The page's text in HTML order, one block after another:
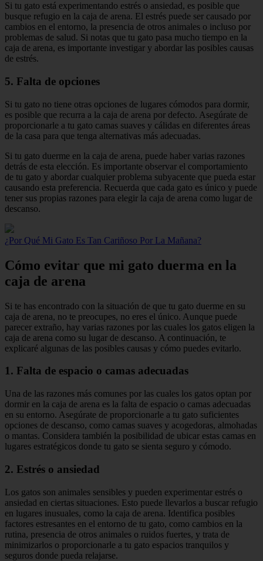
Si tu gato está experimentando estrés o ansiedad, es posible que
busque refugio en la caja de arena. El estrés puede ser causado por
cambios en el entorno, la presencia de otros animales o incluso por
problemas de salud. Si notas que tu gato pasa mucho tiempo en la
caja de arena, es importante investigar y abordar las posibles causas
de estrés.
5. Falta de opciones
Si tu gato no tiene otras opciones de lugares cómodos para dormir,
es posible que recurra a la caja de arena por defecto. Asegúrate de
proporcionarle a tu gato camas suaves y cálidas en diferentes áreas
de la casa para que tenga alternativas más adecuadas.
Si tu gato duerme en la caja de arena, puede haber varias razones
detrás de esta elección. Es importante observar el comportamiento
de tu gato y abordar cualquier problema subyacente que pueda estar
causando esta preferencia. Recuerda que cada gato es único y puede
tener sus propias razones para elegir la caja de arena como lugar de
descanso.
¿Por Qué Mi Gato Es Tan Cariñoso Por La Mañana?
Cómo evitar que mi gato duerma en la
caja de arena
Si te has encontrado con la situación de que tu gato duerme en su
caja de arena, no te preocupes, no eres el único. Aunque puede
parecer extraño, hay varias razones por las cuales los gatos eligen la
caja de arena como su lugar de descanso. A continuación, te
explicaré algunas de las posibles causas y cómo puedes evitarlo.
1. Falta de espacio o camas adecuadas
Una de las razones más comunes por las cuales los gatos optan por
dormir en la caja de arena es la falta de espacio o camas adecuadas
en su entorno. Asegúrate de proporcionarle a tu gato suficientes
opciones de descanso, como camas suaves y acogedoras, almohadas
o mantas. Considera también la posibilidad de ubicar estas camas en
lugares estratégicos donde tu gato se sienta seguro y cómodo.
2. Estrés o ansiedad
Los gatos son animales sensibles y pueden experimentar estrés o
ansiedad en ciertas situaciones. Esto puede llevarlos a buscar refugio
en lugares inusuales, como la caja de arena. Identifica posibles
factores estresantes en el entorno de tu gato, como cambios en la
rutina, presencia de otros animales o ruidos fuertes, y trata de
minimizarlos o proporcionarle a tu gato espacios tranquilos y
seguros donde pueda relajarse.